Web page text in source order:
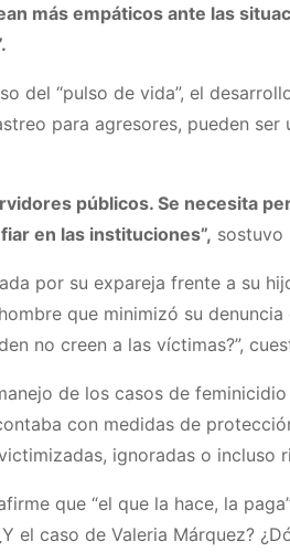
más empáticos ante las
del “pulso de vida”, el
para agresores, pueden
públicos. Se necesita
en las instituciones”, sostuvo
por su expareja frente a su
que minimizó su
no creen a las víctimas?”,
de los casos de
con medidas de
ignoradas o incluso
que “el que la hace, la
el caso de Valeria Márquez?